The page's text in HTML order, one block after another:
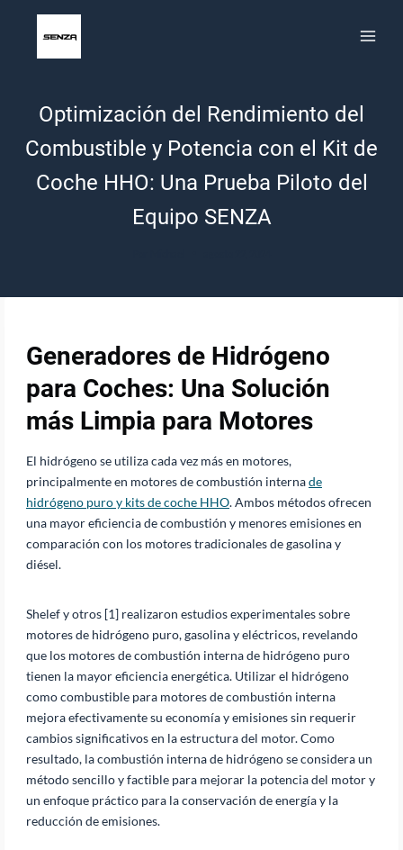
Optimización del Rendimiento del
Combustible y Potencia con el Kit de
Coche HHO: Una Prueba Piloto del
Equipo SENZA
Generadores de Hidrógeno
para Coches: Una Solución
más Limpia para Motores
El hidrógeno se utiliza cada vez más en motores,
principalmente en motores de combustión internade
hidrógeno puro y kits de coche HHO. Ambos métodos ofrecen
una mayor eficiencia de combustión y menores emisiones en
comparación con los motores tradicionales de gasolina y
diésel.
Shelef y otros [1] realizaron estudios experimentales sobre
motores de hidrógeno puro, gasolina y eléctricos, revelando
que los motores de combustión interna de hidrógeno puro
tienen la mayor eficiencia energética. Utilizar el hidrógeno
como combustible para motores de combustión interna
mejora efectivamente su economía y emisiones sin requerir
cambios significativos en la estructura del motor. Como
resultado, la combustión interna de hidrógeno se considera un
método sencillo y factible para mejorar la potencia del motor y
un enfoque práctico para la conservación de energía y la
reducción de emisiones.